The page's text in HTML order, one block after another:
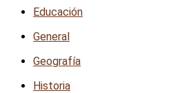
Educación
General
Geografía
Historia